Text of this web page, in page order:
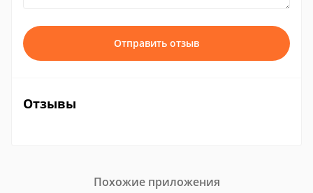
Отправить отзыв
Отзывы
Похожие приложения